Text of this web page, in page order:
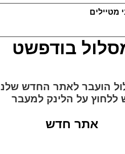
מטיילים
בודפשט
הועבר לאתר החדש
ללחוץ על הלינק למעבר
אתר חדש